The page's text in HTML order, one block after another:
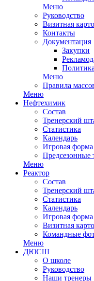
Меню
Руководство
Визитная
Контакты
Документация
Закупки
Меню
Правила
Меню
Нефтехимик
Состав
Тренерский
Статистика
Календарь
Игровая форма
Предсезонные
Меню
Реактор
Состав
Тренерский
Статистика
Календарь
Игровая форма
Визитная
Командные
Меню
ДЮСШ
О школе
Руководство
Наши тренеры